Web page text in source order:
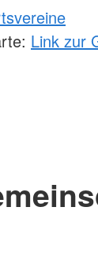
Link zur